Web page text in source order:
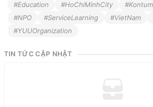
#Education
#HoChiMinhCity #Kontum
#NPO
#ServiceLearning #VietNam
#YUUOrganization
TIN TỨC CẬP NHẬT